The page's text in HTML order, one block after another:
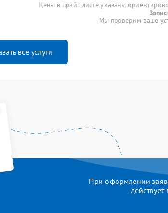
Цены в прайс-листе указаны
Мы проверим ваше
все услуги
При оформлении